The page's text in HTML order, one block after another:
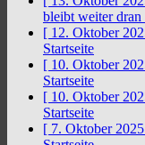
bleibt weiter dran
[ 12. Oktober
Startseite
[ 10. Oktober
Startseite
[ 10. Oktober
Startseite
[ 7. Oktober